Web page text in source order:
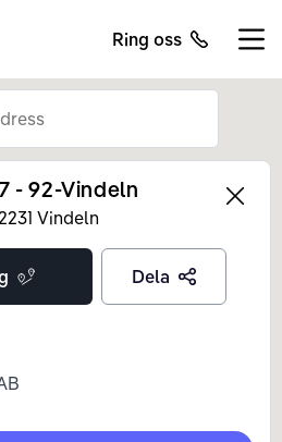
Ring oss
Left
- 92-Vindeln
Vindeln
Dela